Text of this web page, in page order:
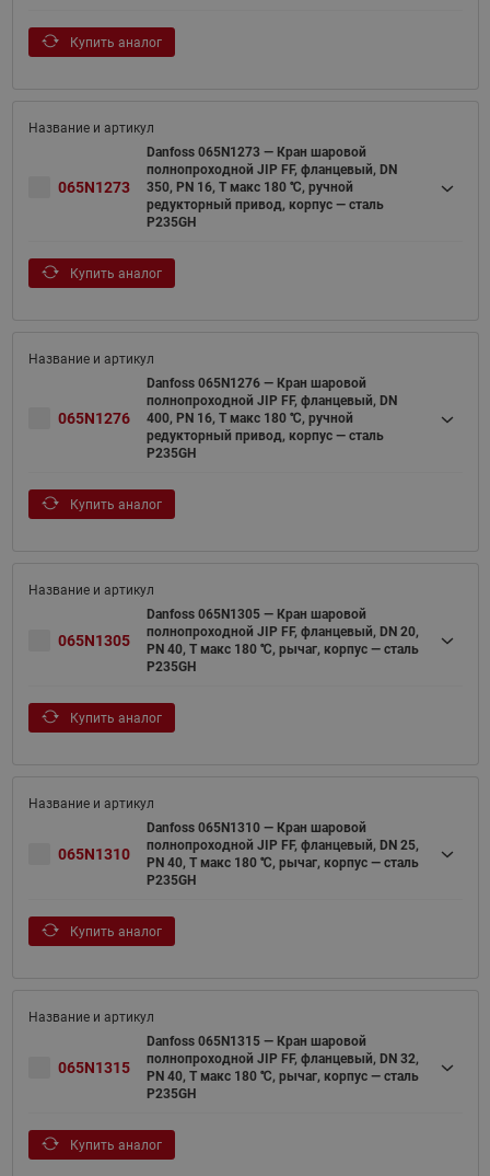
Купить аналог
065N1273
Danfoss 065N1273 — Кран шаровой
полнопроходной JIP FF, фланцевый, DN
350, PN 16, T макс 180 ℃, ручной
редукторный привод, корпус — сталь
P235GH
Купить аналог
065N1276
Danfoss 065N1276 — Кран шаровой
полнопроходной JIP FF, фланцевый, DN
400, PN 16, T макс 180 ℃, ручной
редукторный привод, корпус — сталь
P235GH
Купить аналог
065N1305
Danfoss 065N1305 — Кран шаровой
полнопроходной JIP FF, фланцевый, DN 20,
PN 40, T макс 180 ℃, рычаг, корпус — сталь
P235GH
Купить аналог
065N1310
Danfoss 065N1310 — Кран шаровой
полнопроходной JIP FF, фланцевый, DN 25,
PN 40, T макс 180 ℃, рычаг, корпус — сталь
P235GH
Купить аналог
065N1315
Danfoss 065N1315 — Кран шаровой
полнопроходной JIP FF, фланцевый, DN 32,
PN 40, T макс 180 ℃, рычаг, корпус — сталь
P235GH
Купить аналог